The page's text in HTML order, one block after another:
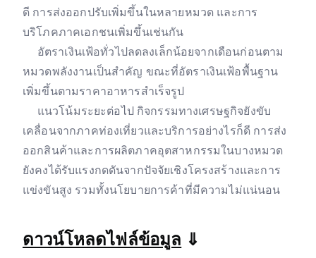
ดี การส่งออกปรับเพิ่มขึ้นในหลายหมวด และการ
บริโภคภาคเอกชนเพิ่มขึ้นเช่นกัน
อัตราเงินเฟ้อทั่วไปลดลงเล็กน้อยจากเดือนก่อนตาม
หมวดพลังงานเป็นสำคัญ ขณะที่อัตราเงินเฟ้อพื้นฐาน
เพิ่มขึ้นตามราคาอาหารสำเร็จรูป
แนวโน้มระยะต่อไป กิจกรรมทางเศรษฐกิจยังขับ
เคลื่อนจากภาคท่องเที่ยวและบริการอย่างไรก็ดี การส่ง
ออกสินค้าและการผลิตภาคอุตสาหกรรมในบางหมวด
ยังคงได้รับแรงกดดันจากปัจจัยเชิงโครงสร้างและการ
แข่งขันสูง รวมทั้งนโยบายการค้าที่มีความไม่แน่นอน
ดาวน์โหลดไฟล์ข้อมูล ⇓